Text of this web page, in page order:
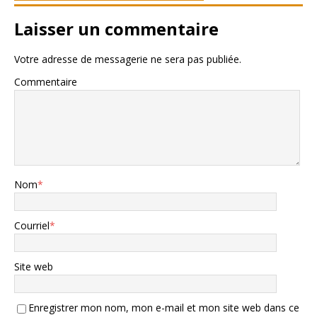
Laisser un commentaire
Votre adresse de messagerie ne sera pas publiée.
Commentaire
Nom*
Courriel*
Site web
Enregistrer mon nom, mon e-mail et mon site web dans ce